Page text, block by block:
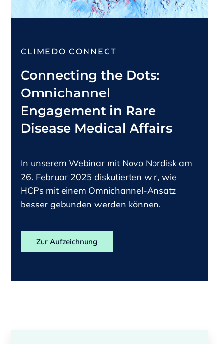
CLIMEDO CONNECT
Connecting the Dots:
Omnichannel
Engagement in Rare
Disease Medical Affairs
In unserem Webinar mit Novo Nordisk am
26. Februar 2025 diskutierten wir, wie
HCPs mit einem Omnichannel-Ansatz
besser gebunden werden können.
Zur Aufzeichnung